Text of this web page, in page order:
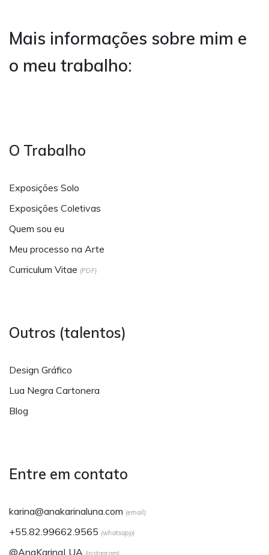
Mais informações sobre mim e
o meu trabalho:
O Trabalho
Exposições Solo
Exposições Coletivas
Quem sou eu
Meu processo na Arte
Curriculum Vitae (PDF)
Outros (talentos)
Design Gráfico
Lua Negra Cartonera
Blog
Entre em contato
karina@anakarinaluna.com (email)
+55.82.99662.9565 (whatsapp)
@AnaKarinaLUA (instagram)